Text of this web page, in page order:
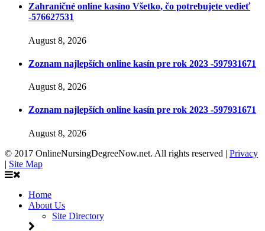
Zahraničné online kasíno Všetko, čo potrebujete vedieť
-576627531
August 8, 2026
Zoznam najlepších online kasín pre rok 2023 -597931671
August 8, 2026
Zoznam najlepších online kasín pre rok 2023 -597931671
August 8, 2026
© 2017 OnlineNursingDegreeNow.net. All rights reserved | Privacy
| Site Map
Home
About Us
Site Directory